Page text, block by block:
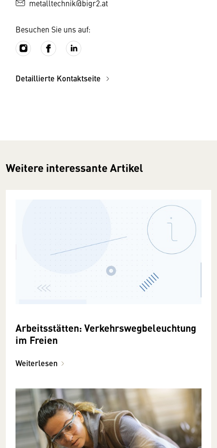
metalltechnik@bigr2.at
Besuchen Sie uns auf:
Detaillierte Kontaktseite
Weitere interessante Artikel
Arbeitsstätten: Verkehrswegbeleuchtung
im Freien
Weiterlesen